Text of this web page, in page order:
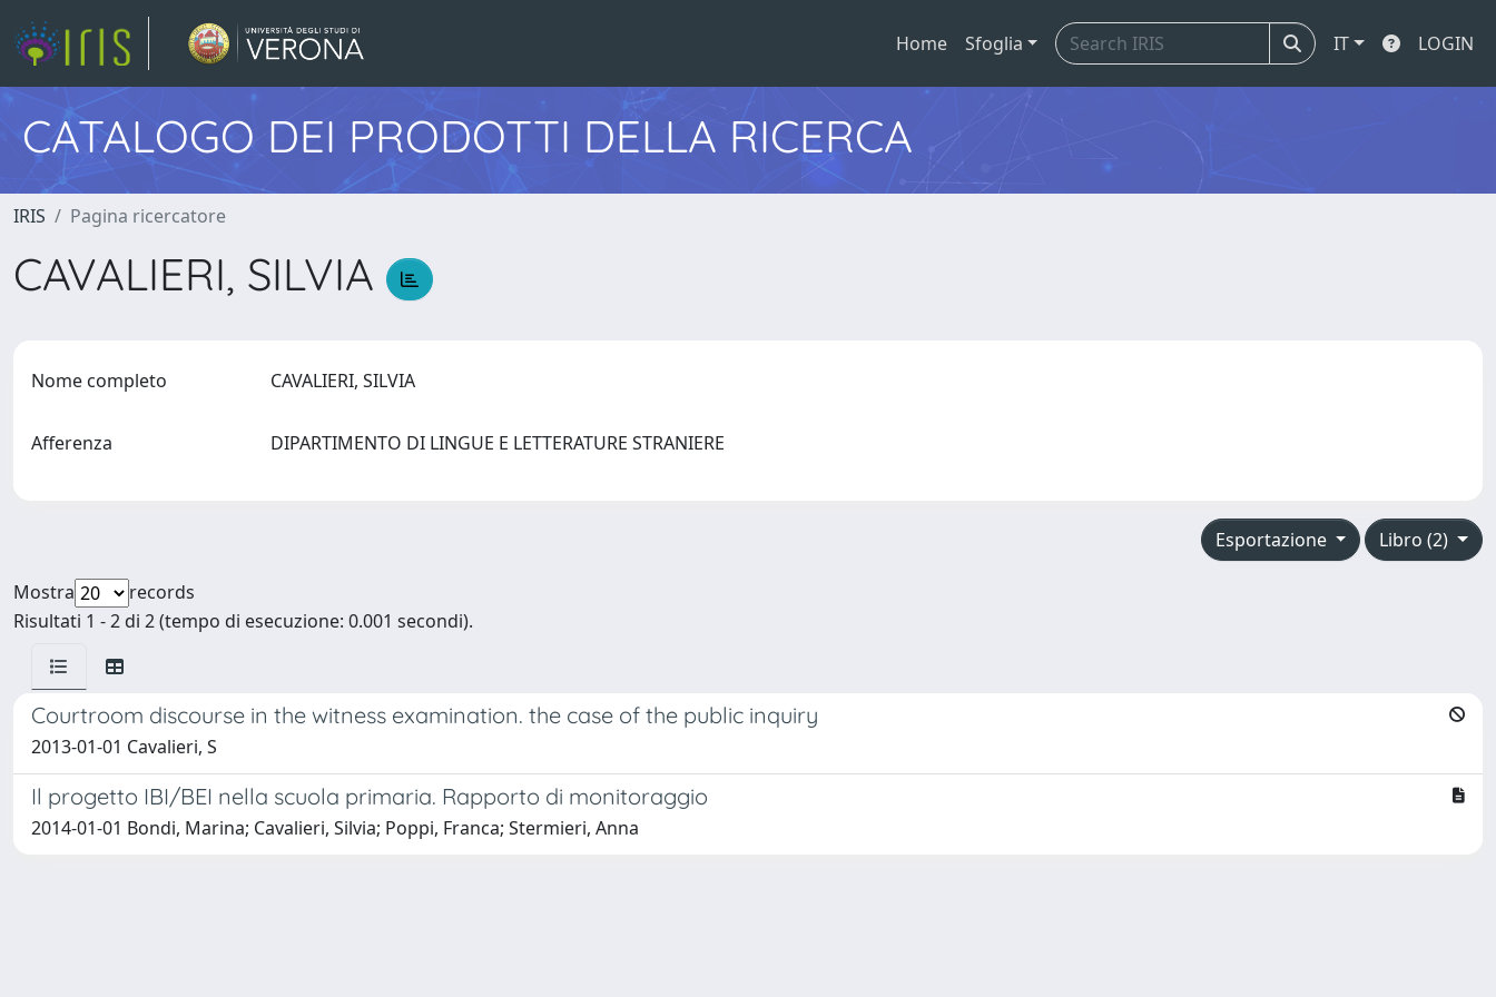
Home Sfoglia IT LOGIN
CATALOGO DEI PRODOTTI DELLA RICERCA
IRIS Pagina ricercatore
CAVALIERI, SILVIA
Nome completo CAVALIERI, SILVIA
Afferenza DIPARTIMENTO DI LINGUE E LETTERATURE STRANIERE
Libro (2)
Esportazione
Mostra
records
Risultati 1 - 2 di 2 (tempo di esecuzione: 0.001 secondi).
Courtroom discourse in the witness examination. the case of the public inquiry
2013-01-01 Cavalieri, S
Il progetto IBI/BEI nella scuola primaria. Rapporto di monitoraggio
2014-01-01 Bondi, Marina; Cavalieri, Silvia; Poppi, Franca; Stermieri, Anna